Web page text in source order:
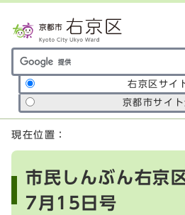
サイト内検索の範囲
右京区サイ
京都市サイ
ここから本文です
現在位置：
市民しんぶん右京
7月15日号